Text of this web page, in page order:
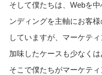
そして僕たちは、Webを
ンディングを主軸にお客
していますが、マーケテ
加味したケースも少なくは
そこで僕たちがマーケテ